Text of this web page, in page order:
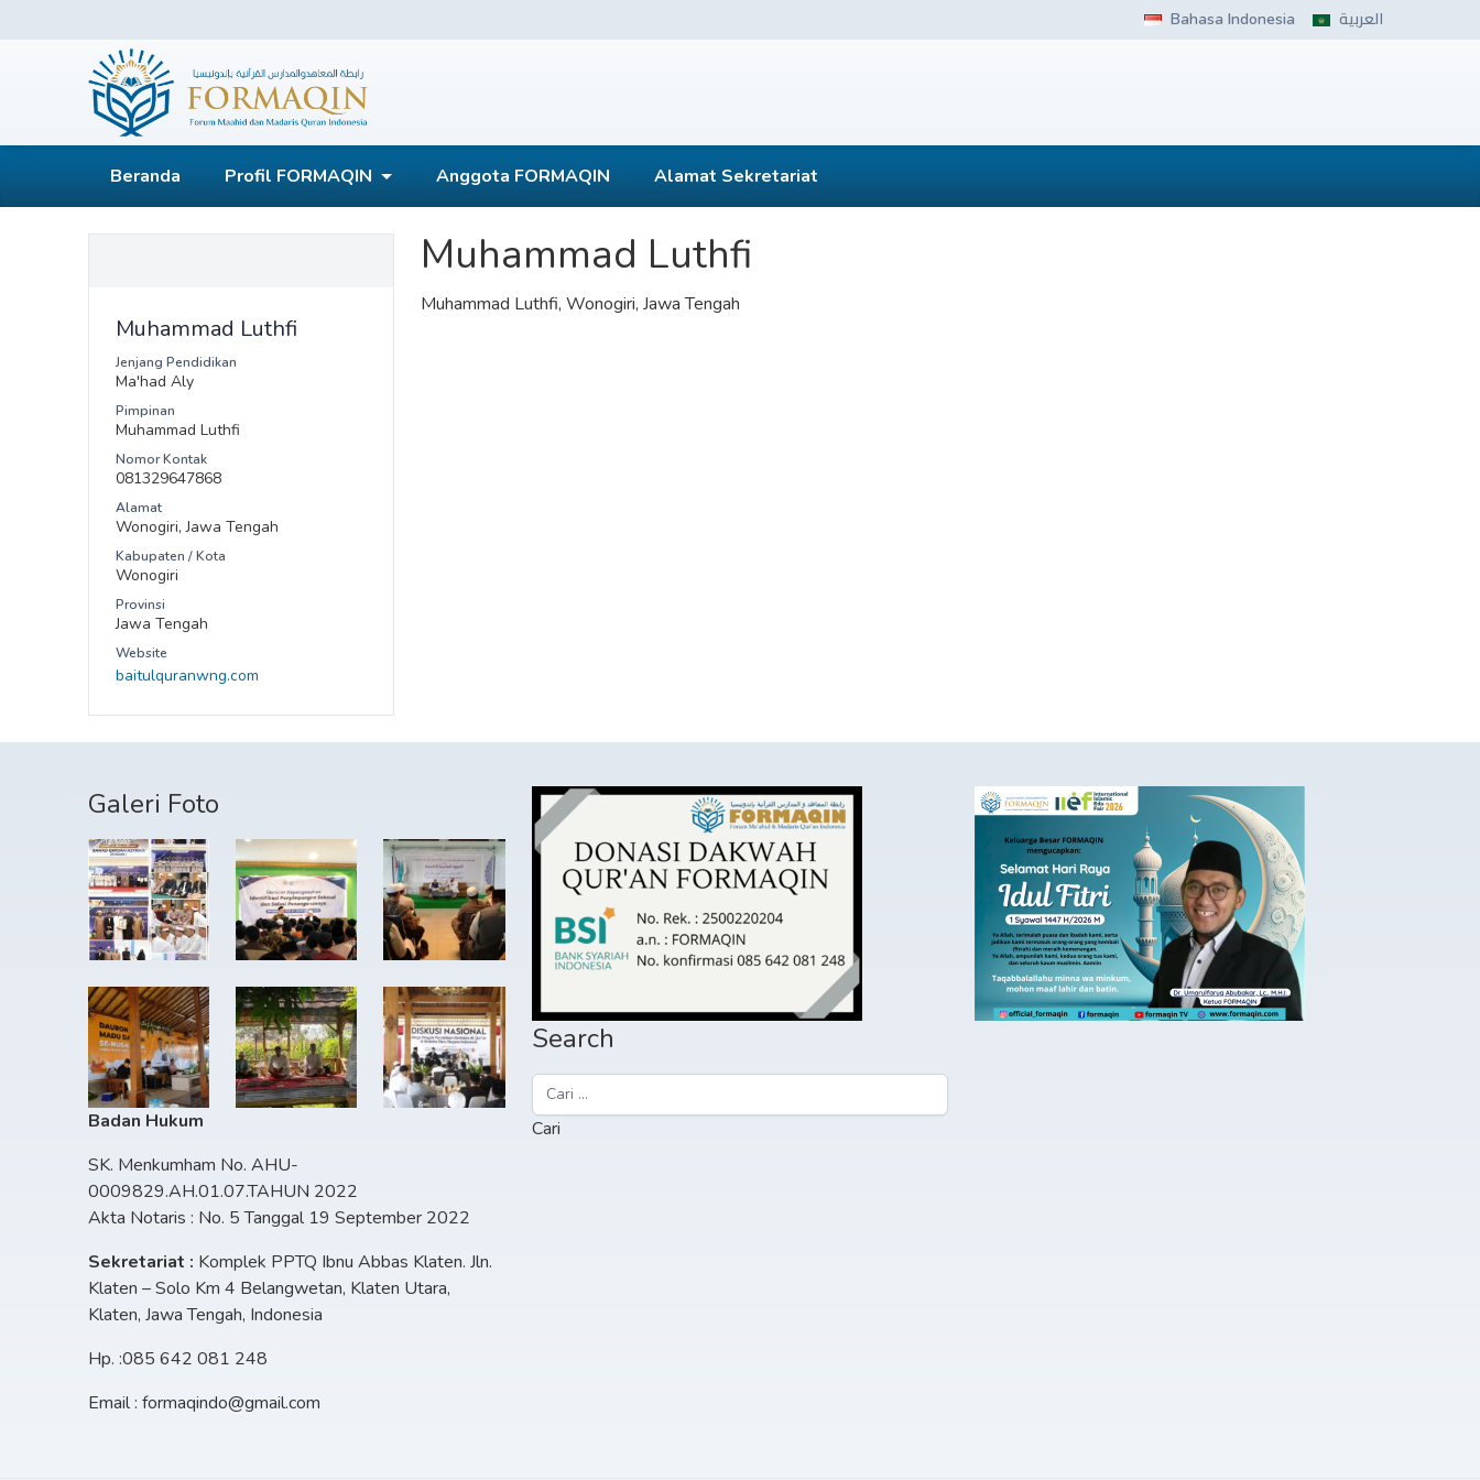
Bahasa Indonesia العربية
FORMAQIN
Beranda
Profil FORMAQIN Anggota FORMAQIN Alamat Sekretariat
Muhammad Luthfi
Jenjang Pendidikan
Ma'had Aly
Pimpinan
Muhammad Luthfi
Nomor Kontak
081329647868
Alamat
Wonogiri, Jawa Tengah
Kabupaten / Kota
Wonogiri
Provinsi
Jawa Tengah
Website
baitulquranwng.com
Muhammad Luthfi
Muhammad Luthfi, Wonogiri, Jawa Tengah
Galeri Foto
Badan Hukum
SK. Menkumham No. AHU-
0009829.AH.01.07.TAHUN 2022
Akta Notaris : No. 5 Tanggal 19 September 2022
Sekretariat : Komplek PPTQ Ibnu Abbas Klaten. Jln.
Klaten – Solo Km 4 Belangwetan, Klaten Utara,
Klaten, Jawa Tengah, Indonesia
Hp. :085 642 081 248
Email : formaqindo@gmail.com
Search
Cari
untuk: